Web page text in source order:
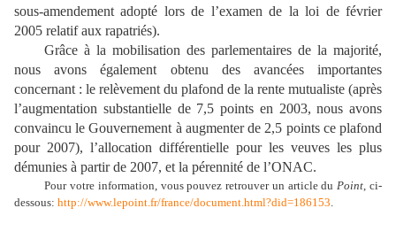
sous-amendement adopté lors de l’examen de la loi de février
2005 relatif aux rapatriés).
Grâce à la mobilisation des parlementaires de la majorité,
nous avons également obtenu des avancées importantes
concernant : le relèvement du plafond de la rente mutualiste (après
l’augmentation substantielle de 7,5 points en 2003, nous avons
convaincu le Gouvernement à augmenter de 2,5 points ce plafond
pour 2007), l’allocation différentielle pour les veuves les plus
démunies à partir de 2007, et la pérennité de l’ONAC.
Pour votre information, vous pouvez retrouver un article duPoint, ci-
dessous: http://www.lepoint.fr/france/document.html?did=186153.